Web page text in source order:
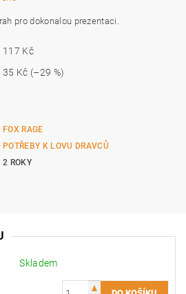
pro dokonalou prezentaci.
117 Kč
35 Kč (–29 %)
FOX RAGE
POTŘEBY K LOVU DRAVCŮ
2 ROKY
Skladem